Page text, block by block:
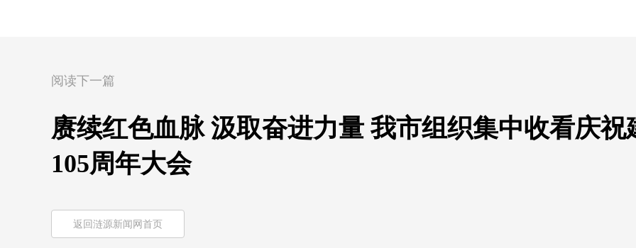
阅读下一篇
赓续红色血脉 汲取奋进力量 我市组织集中收看庆祝
105周年大会
返回涟源新闻网首页